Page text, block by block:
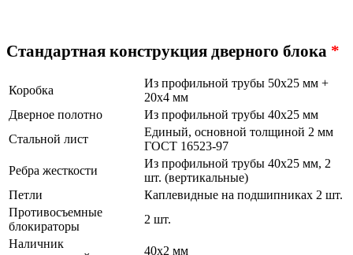
Стандартная конструкция дверного блока *
Коробка
Из профильной трубы 50х25 мм +
20х4 мм
Дверное полотно
Из профильной трубы 40х25 мм
Стальной лист
Единый, основной толщиной 2 мм
ГОСТ 16523-97
Ребра жесткости
Из профильной трубы 40х25 мм, 2
шт. (вертикальные)
Петли
Каплевидные на подшипниках 2 шт.
Противосъемные
блокираторы
2 шт.
Наличник
40х2 мм